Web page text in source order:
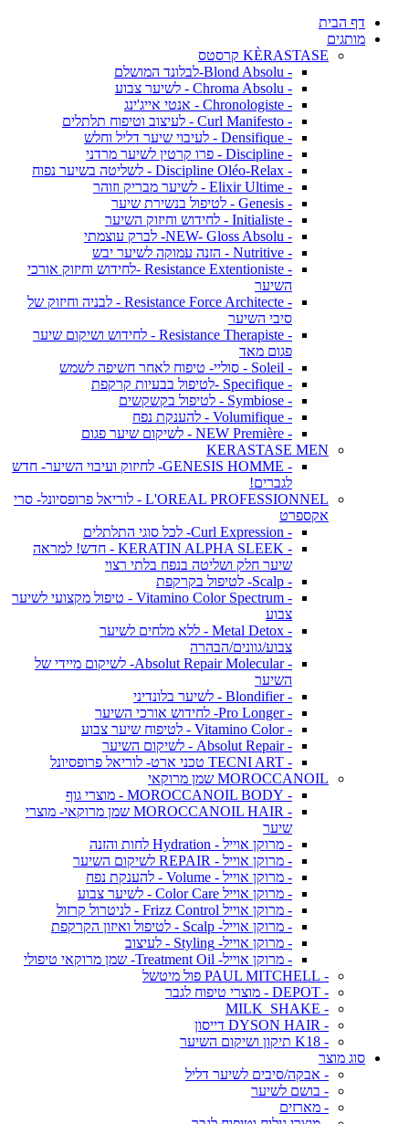
דף הבית
מותגים
KÈRASTASE קרסטס
- Blond Absolu-לבלונד המושלם
- Chroma Absolu - לשיער צבוע
- Chronologiste - אנטי אייג'ינג
- Curl Manifesto - לעיצוב וטיפוח תלתלים
- Densifique - לעיבוי שיער דליל וחלש
- Discipline - פרו קרטין לשיער מרדני
- Discipline Oléo-Relax - לשליטה בשיער נפוח
- Elixir Ultime - לשיער מבריק וזוהר
- Genesis - לטיפול בנשירת שיער
- Initialiste - לחידוש וחיזוק השיער
- NEW- Gloss Absolu- לברק עוצמתי
- Nutritive - הזנה עמוקה לשיער יבש
- Resistance Extentioniste -לחידוש וחיזוק אורכי
השיער
- Resistance Force Architecte - לבניה וחיזוק של
סיבי השיער
- Resistance Therapiste - לחידוש ושיקום שיער
פגום מאד
- Soleil - סוליי- טיפוח לאחר חשיפה לשמש
- Specifique -לטיפול בבעיות קרקפת
- Symbiose - לטיפול בקשקשים
- Volumifique - להענקת נפח
- NEW Première - לשיקום שיער פגום
KERASTASE MEN
- GENESIS HOMME- לחיזוק ועיבוי השיער- חדש
לגברים!
L'OREAL PROFESSIONNEL - לוריאל פרופסיונל- סרי
אקספרט
- Curl Expression- לכל סוגי התלתלים
- KERATIN ALPHA SLEEK - חדש! למראה
שיער חלק ושליטה בנפח בלתי רצוי
- Scalp- לטיפול בקרקפת
- Vitamino Color Spectrum - טיפול מקצועי לשיער
צבוע
- Metal Detox - ללא מלחים לשיער
צבוע/גוונים/הבהרה
- Absolut Repair Molecular- לשיקום מיידי של
השיער
- Blondifier - לשיער בלונדיני
- Pro Longer- לחידוש אורכי השיער
- Vitamino Color - לטיפוח שיער צבוע
- Absolut Repair - לשיקום השיער
- TECNI ART טכני ארט- לוריאל פרופסיונל
MOROCCANOIL שמן מרוקאי
- MOROCCANOIL BODY - מוצרי גוף
- MOROCCANOIL HAIR שמן מרוקאי- מוצרי
שיער
- מרוקן אוייל - Hydration לחות והזנה
- מרוקן אוייל - REPAIR לשיקום השיער
- מרוקן אוייל - Volume - להענקת נפח
- מרוקן אוייל Color Care - לשיער צבוע
- מרוקן אוייל Frizz Control - לניטרול קרזול
- מרוקן אוייל- Scalp - לטיפול ואיזון הקרקפת
- מרוקן אוייל- Styling - לעיצוב
- מרוקן אוייל- Treatment Oil- שמן מרוקאי טיפולי
- PAUL MITCHELL פול מיטשל
- DEPOT - מוצרי טיפוח לגבר
- MILK_SHAKE
- DYSON HAIR דייסון
- K18 תיקון ושיקום השיער
סוג מוצר
- אבקה/סיבים לשיער דליל
- בושם לשיער
- מארזים